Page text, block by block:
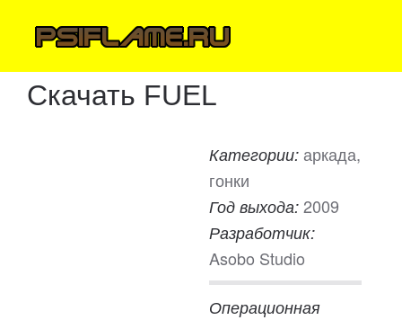
Скачать FUEL
Категории: аркада,
гонки
Год выхода: 2009
Разработчик:
Asobo Studio
Операционная